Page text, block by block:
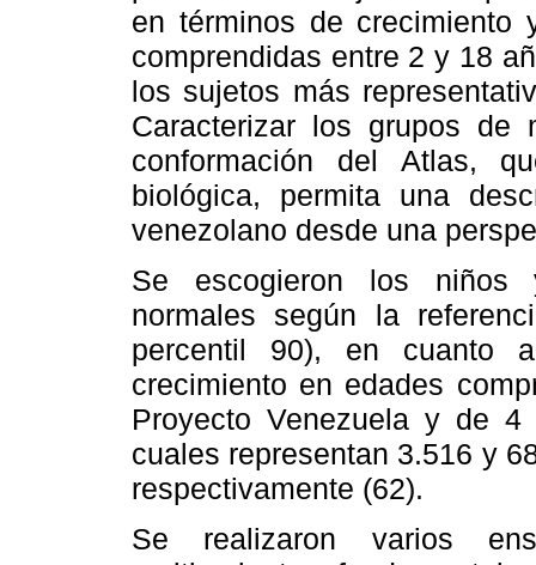
en términos de crecimiento
comprendidas entre 2 y 18
los sujetos más
Caracterizar los grupos de
conformación del Atlas,
biológica, permita una
venezolano desde una
Se escogieron los niños
normales según la
percentil 90), en cuanto
crecimiento en edades
Proyecto Venezuela y de
cuales representan 3.516 y
respectivamente (62).
Se realizaron varios